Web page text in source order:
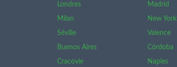
Londres Madrid
Milan New York
Séville Valence
Buenos Aires Córdoba
Cracovie Naples